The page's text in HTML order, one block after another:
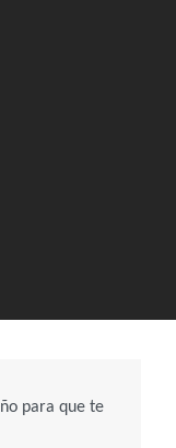
para que te